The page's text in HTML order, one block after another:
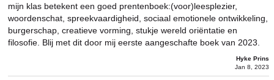
mijn klas betekent een goed prentenboek:(voor)leesplezier,
woordenschat, spreekvaardigheid, sociaal emotionele ontwikkeling,
burgerschap, creatieve vorming, stukje wereld oriëntatie en
filosofie. Blij met dit door mij eerste aangeschafte boek van 2023.
Hyke Prins
Jan 8, 2023